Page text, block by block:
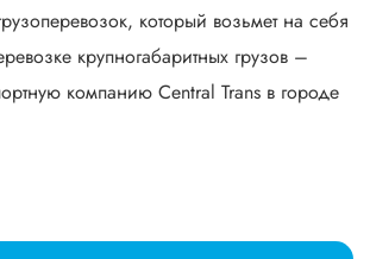
который возьмет на себя
крупногабаритных грузов –
компанию Central Trans в городе